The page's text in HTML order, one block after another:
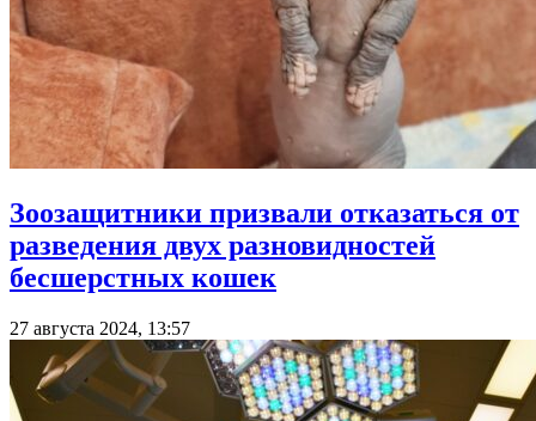
Зоозащитники призвали отказаться от
разведения двух разновидностей
бесшерстных кошек
27 августа 2024, 13:57